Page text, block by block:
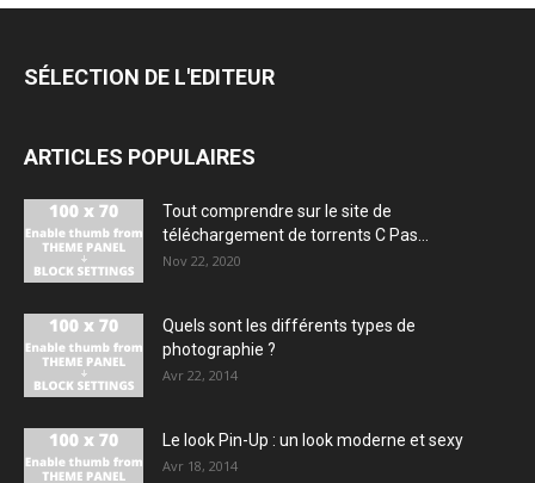
SÉLECTION DE L'EDITEUR
ARTICLES POPULAIRES
Tout comprendre sur le site de
téléchargement de torrents C Pas...
Nov 22, 2020
Quels sont les différents types de
photographie ?
Avr 22, 2014
Le look Pin-Up : un look moderne et sexy
Avr 18, 2014